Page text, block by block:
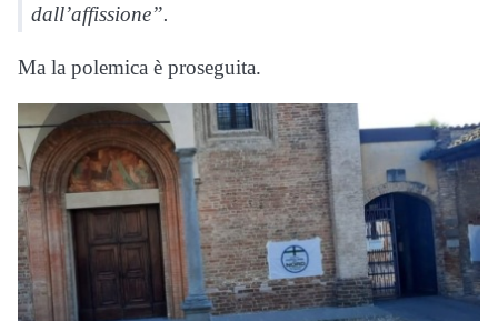
dall’affissione”.
Ma la polemica è proseguita.